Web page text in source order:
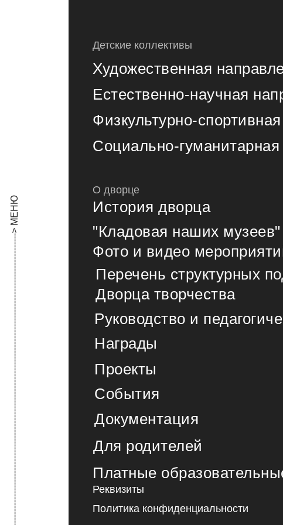
------------------------------------------------------------------------------------------------------------------> МЕНЮ
Политика конфиденциальности
О дворце
Для родителей
Платные
Проекты
События
Документация
Социально-гуманитарная
"Кладовая наших музеев"
История дворца
Перечень структурных
Дворца творчества
Художественная
Естественно-научная
Физкультурно-
Руководство и
Фото и видео
Награды
Детские коллективы
Реквизиты